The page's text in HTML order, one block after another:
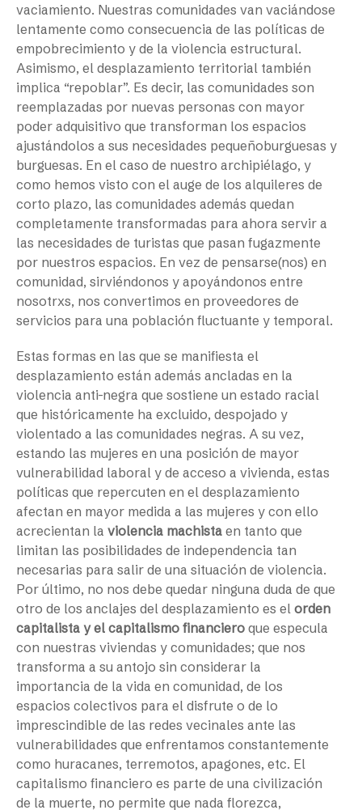
vaciamiento. Nuestras comunidades van vaciándose
lentamente como consecuencia de las políticas de
empobrecimiento y de la violencia estructural.
Asimismo, el desplazamiento territorial también
implica “repoblar”. Es decir, las comunidades son
reemplazadas por nuevas personas con mayor
poder adquisitivo que transforman los espacios
ajustándolos a sus necesidades pequeñoburguesas y
burguesas. En el caso de nuestro archipiélago, y
como hemos visto con el auge de los alquileres de
corto plazo, las comunidades además quedan
completamente transformadas para ahora servir a
las necesidades de turistas que pasan fugazmente
por nuestros espacios. En vez de pensarse(nos) en
comunidad, sirviéndonos y apoyándonos entre
nosotrxs, nos convertimos en proveedores de
servicios para una población fluctuante y temporal.
Estas formas en las que se manifiesta el
desplazamiento están además ancladas en la
violencia anti-negra que sostiene un estado racial
que históricamente ha excluido, despojado y
violentado a las comunidades negras. A su vez,
estando las mujeres en una posición de mayor
vulnerabilidad laboral y de acceso a vivienda, estas
políticas que repercuten en el desplazamiento
afectan en mayor medida a las mujeres y con ello
acrecientan la violencia machista en tanto que
limitan las posibilidades de independencia tan
necesarias para salir de una situación de violencia.
Por último, no nos debe quedar ninguna duda de que
otro de los anclajes del desplazamiento es el orden
capitalista y el capitalismo financiero que especula
con nuestras viviendas y comunidades; que nos
transforma a su antojo sin considerar la
importancia de la vida en comunidad, de los
espacios colectivos para el disfrute o de lo
imprescindible de las redes vecinales ante las
vulnerabilidades que enfrentamos constantemente
como huracanes, terremotos, apagones, etc. El
capitalismo financiero es parte de una civilización
de la muerte, no permite que nada florezca,